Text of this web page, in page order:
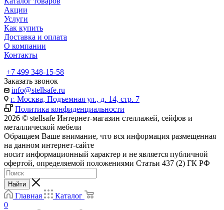
Акции
Услуги
Как купить
Доставка и оплата
О компании
Контакты
+7 499 348-15-58
Заказать звонок
info@stellsafe.ru
г. Москва, Подъемная ул., д. 14, стр. 7
Политика конфиденциальности
2026 © stellsafe Интернет-магазин стеллажей, сейфов и
металлической мебели
Обращаем Ваше внимание, что вся информация размещенная
на данном интернет-сайте
носит информационный характер и не является публичной
офертой, определяемой положениями Статьи 437 (2) ГК РФ
Найти
Главная
Каталог
0